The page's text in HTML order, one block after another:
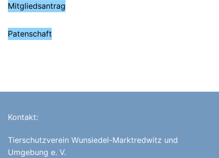
Mitgliedsantrag
Patenschaft
Kontakt:
Tierschutzverein Wunsiedel-Marktredwitz und
Umgebung e. V.